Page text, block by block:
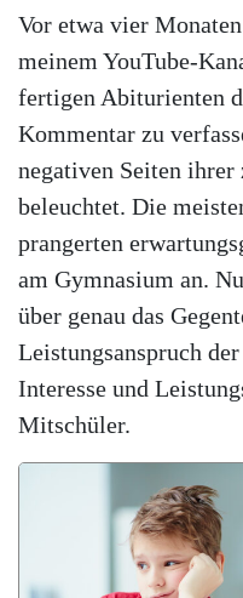
Vor etwa vier
meinem YouTube-
fertigen Abiturienten
Kommentar zu
negativen Seiten
beleuchtet. Die
prangerten
am Gymnasium an.
über genau das
Leistungsanspruch
Interesse und
Mitschüler.